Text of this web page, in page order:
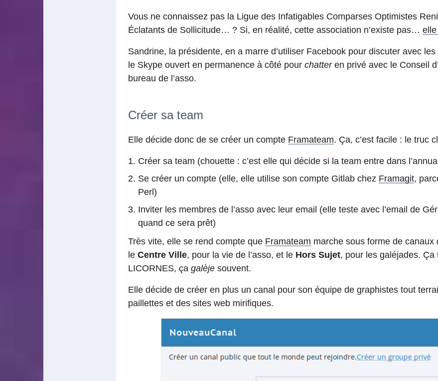
Vous ne connaissez pas la Ligue des Infatigables Comparses Optimistes
Éclatants de Sollicitude… ? Si, en réalité, cette association n’existe pas…
Sandrine, la présidente, en a marre d’utiliser Facebook pour discuter avec
le Skype ouvert en permanence à côté pour chatteren privé avec le Conseil
bureau de l’asso.
Créer sa team
Elle décide donc de se créer un compte Framateam. Ça, c’est facile : le truc
Créer sa team (chouette : c’est elle qui décide si la team entre dans
Se créer un compte (elle, elle utilise son compte Gitlab chez Framagit,
Perl)
Inviter les membres de l’asso avec leur email (elle teste avec l’email de
quand ce sera prêt)
Très vite, elle se rend compte que Framateam marche sous forme de
le Centre Ville, pour la vie de l’asso, et le Hors Sujet, pour les galéjades. Ça
LICORNES, ça galèjesouvent.
Elle décide de créer en plus un canal pour son équipe de graphistes tout
paillettes et des sites web mirifiques.